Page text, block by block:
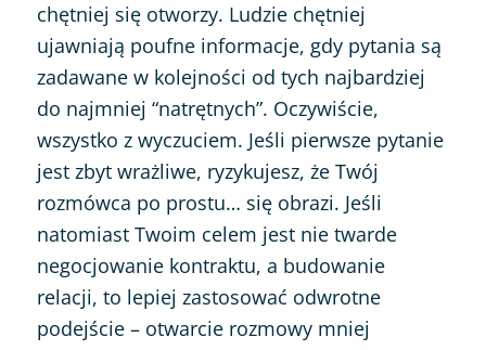
chętniej się otworzy. Ludzie chętniej
ujawniają poufne informacje, gdy pytania są
zadawane w kolejności od tych najbardziej
do najmniej “natrętnych”. Oczywiście,
wszystko z wyczuciem. Jeśli pierwsze pytanie
jest zbyt wrażliwe, ryzykujesz, że Twój
rozmówca po prostu… się obrazi. Jeśli
natomiast Twoim celem jest nie twarde
negocjowanie kontraktu, a budowanie
relacji, to lepiej zastosować odwrotne
podejście – otwarcie rozmowy mniej